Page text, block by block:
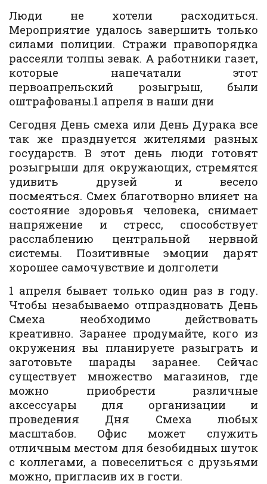
Люди не хотели расходиться.
Мероприятие удалось завершить только
силами полиции. Стражи правопорядка
рассеяли толпы зевак. А работники газет,
которые напечатали этот
первоапрельский розыгрыш, были
оштрафованы.1 апреля в наши дни
Сегодня День смеха или День Дурака все
так же празднуется жителями разных
государств. В этот день люди готовят
розыгрыши для окружающих, стремятся
удивить друзей и весело
посмеяться. Смех благотворно влияет на
состояние здоровья человека, снимает
напряжение и стресс, способствует
расслаблению центральной нервной
системы. Позитивные эмоции дарят
хорошее самочувствие и долголети
1 апреля бывает только один раз в году.
Чтобы незабываемо отпраздновать День
Смеха необходимо действовать
креативно. Заранее продумайте, кого из
окружения вы планируете разыграть и
заготовьте шарады заранее. Сейчас
существует множество магазинов, где
можно приобрести различные
аксессуары для организации и
проведения Дня Смеха любых
масштабов. Офис может служить
отличным местом для безобидных шуток
с коллегами, а повеселиться с друзьями
можно, пригласив их в гости.